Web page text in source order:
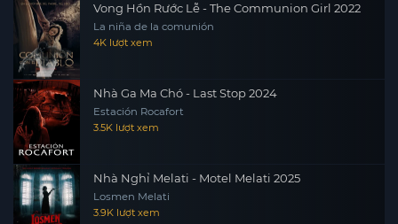
Vong Hồn Rước Lễ - The Communion Girl 2022
La niña de la comunión
4K lượt xem
Nhà Ga Ma Chó - Last Stop 2024
Estación Rocafort
3.5K lượt xem
Nhà Nghỉ Melati - Motel Melati 2025
Losmen Melati
3.9K lượt xem